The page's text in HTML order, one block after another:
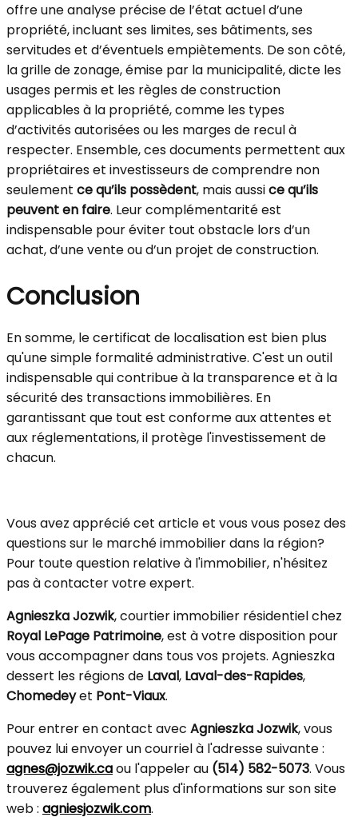
offre une analyse précise de l’état actuel d’une
propriété, incluant ses limites, ses bâtiments, ses
servitudes et d’éventuels empiètements. De son côté,
la grille de zonage, émise par la municipalité, dicte les
usages permis et les règles de construction
applicables à la propriété, comme les types
d’activités autorisées ou les marges de recul à
respecter. Ensemble, ces documents permettent aux
propriétaires et investisseurs de comprendre non
seulement ce qu’ils possèdent, mais aussice qu’ils
peuvent en faire. Leur complémentarité est
indispensable pour éviter tout obstacle lors d’un
achat, d’une vente ou d’un projet de construction.
Conclusion
En somme, le certificat de localisation est bien plus
qu'une simple formalité administrative. C'est un outil
indispensable qui contribue à la transparence et à la
sécurité des transactions immobilières. En
garantissant que tout est conforme aux attentes et
aux réglementations, il protège l'investissement de
chacun.
Vous avez apprécié cet article et vous vous posez des
questions sur le marché immobilier dans la région?
Pour toute question relative à l'immobilier, n'hésitez
pas à contacter votre expert.
Agnieszka Jozwik, courtier immobilier résidentiel chez
Royal LePage Patrimoine, est à votre disposition pour
vous accompagner dans tous vos projets. Agnieszka
dessert les régions de Laval, Laval-des-Rapides,
Chomedeyet Pont-Viaux.
Pour entrer en contact avec Agnieszka Jozwik, vous
pouvez lui envoyer un courriel à l'adresse suivante :
agnes@jozwik.caou l'appeler au (514) 582-5073. Vous
trouverez également plus d'informations sur son site
web : agniesjozwik.com.